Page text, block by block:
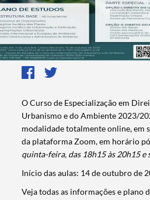
O Curso de Especialização em
Urbanismo e do Ambiente 2023/
modalidade totalmente online, em
da plataforma Zoom, em horário
quinta-feira, das 18h15 às 20h15 e
Início das aulas: 14 de outubro de
Veja todas as informações e plano